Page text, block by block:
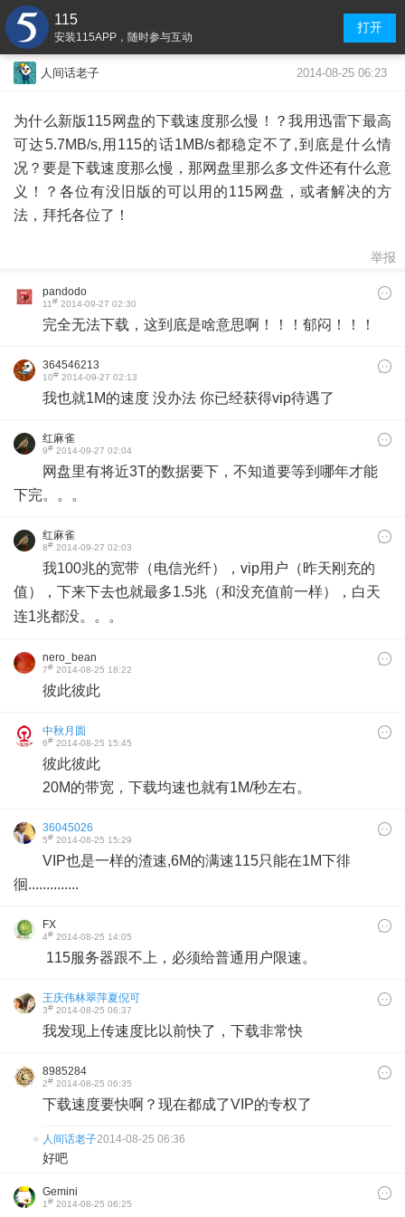
115
安装115APP，随时参与互动
打开
人间话老子 2014-08-25 06:23
为什么新版115网盘的下载速度那么慢！？我用迅雷下最高
可达5.7MB/s,用115的话1MB/s都稳定不了,到底是什么情
况？要是下载速度那么慢，那网盘里那么多文件还有什么意
义！？各位有没旧版的可以用的115网盘，或者解决的方
法，拜托各位了！
举报
pandodo
11# 2014-09-27 02:30
完全无法下载，这到底是啥意思啊！！！郁闷！！！
364546213
10# 2014-09-27 02:13
我也就1M的速度 没办法 你已经获得vip待遇了
红麻雀
9# 2014-09-27 02:04
网盘里有将近3T的数据要下，不知道要等到哪年才能
下完。。。
红麻雀
8# 2014-09-27 02:03
我100兆的宽带（电信光纤），vip用户（昨天刚充的
值），下来下去也就最多1.5兆（和没充值前一样），白天
连1兆都没。。。
nero_bean
7# 2014-08-25 18:22
彼此彼此
中秋月圆
6# 2014-08-25 15:45
彼此彼此
20M的带宽，下载均速也就有1M/秒左右。
36045026
5# 2014-08-25 15:29
VIP也是一样的渣速,6M的满速115只能在1M下徘
徊..............
FX
4# 2014-08-25 14:05
115服务器跟不上，必须给普通用户限速。
王庆伟林翠萍夏倪可
3# 2014-08-25 06:37
我发现上传速度比以前快了，下载非常快
8985284
2# 2014-08-25 06:35
下载速度要快啊？现在都成了VIP的专权了
人间话老子2014-08-25 06:36
好吧
Gemini
1# 2014-08-25 06:25